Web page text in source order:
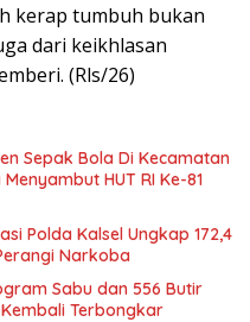
kerap tumbuh bukan
dari keikhlasan
(Rls/26)
Sepak Bola Di Kecamatan
HUT RI Ke-81
Polda Kalsel Ungkap 172,4
Narkoba
Sabu dan 556 Butir
Terbongkar